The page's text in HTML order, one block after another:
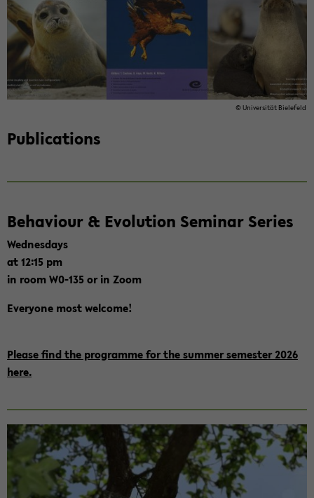
© Uni­ver­si­tät Bie­le­feld
Pu­bli­ca­ti­ons
Be­ha­viour & Evo­lu­ti­on Se­mi­nar Se­ries
Wed­nes­days
at 12:15 pm
in room W0-​135 or in Zoom
Ever­yo­ne most wel­co­me!
Plea­se find the pro­gram­me for the sum­mer se­mes­ter 2026
here.